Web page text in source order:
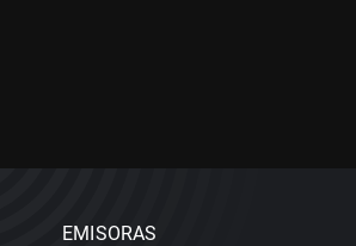
EMISORAS